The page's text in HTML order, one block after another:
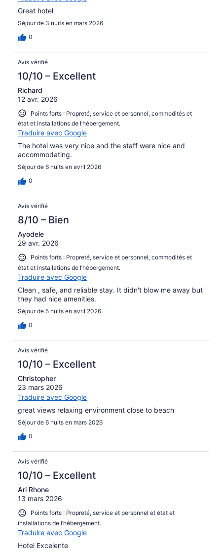
Great hotel
Séjour de 3 nuits en mars 2026
0
Avis vérifié
10/10 – Excellent
Richard
12 avr. 2026
Points forts : Propreté, service et personnel, commodités et
état et installations de l’hébergement.
Traduire avec Google
The hotel was very nice and the staff were nice and
accommodating.
Séjour de 6 nuits en avril 2026
0
Avis vérifié
8/10 – Bien
Ayodele
29 avr. 2026
Points forts : Propreté, service et personnel, commodités et
état et installations de l’hébergement.
Traduire avec Google
Clean , safe, and reliable stay. It didn't blow me away but
they had nice amenities.
Séjour de 5 nuits en avril 2026
0
Avis vérifié
10/10 – Excellent
Christopher
23 mars 2026
Traduire avec Google
great views relaxing environment close to beach
Séjour de 6 nuits en mars 2026
0
Avis vérifié
10/10 – Excellent
Ari Rhone
13 mars 2026
Points forts : Propreté, service et personnel et état et
installations de l’hébergement.
Traduire avec Google
Hotel Excelente